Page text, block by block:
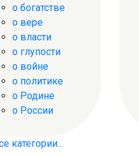
о богатстве
о вере
о власти
о глупости
о войне
о политике
о Родине
о России
категории...